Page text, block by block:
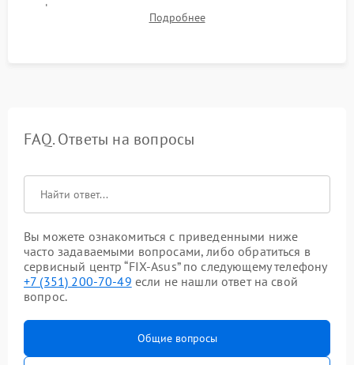
фокуса, контрастности и цветопередачи на тестовых
таблицах. Проверка работы всех видеовходов и кнопок
Подробнее
FAQ. Ответы на вопросы
Вы можете ознакомиться с приведенными ниже
часто задаваемыми вопросами, либо обратиться в
сервисный центр “FIX-Asus” по следующему телефону
+7 (351) 200-70-49 если не нашли ответ на свой
вопрос.
Общие вопросы